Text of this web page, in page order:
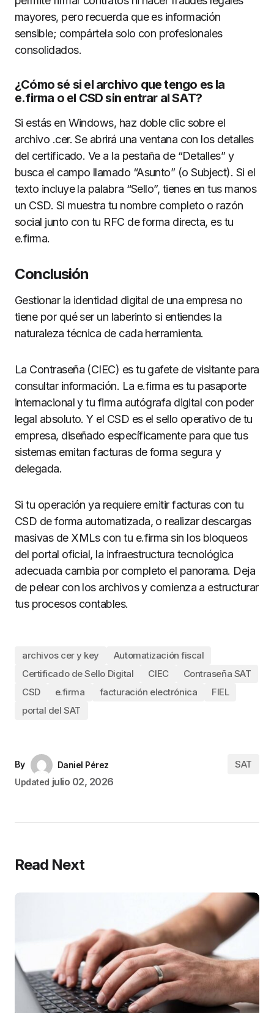
mayores, pero recuerda que es información
sensible; compártela solo con profesionales
consolidados.
¿Cómo sé si el archivo que tengo es la
e.firma o el CSD sin entrar al SAT?
Si estás en Windows, haz doble clic sobre el
archivo .cer. Se abrirá una ventana con los detalles
del certificado. Ve a la pestaña de “Detalles” y
busca el campo llamado “Asunto” (o Subject). Si el
texto incluye la palabra “Sello”, tienes en tus manos
un CSD. Si muestra tu nombre completo o razón
social junto con tu RFC de forma directa, es tu
e.firma.
Conclusión
Gestionar la identidad digital de una empresa no
tiene por qué ser un laberinto si entiendes la
naturaleza técnica de cada herramienta.
La Contraseña (CIEC) es tu gafete de visitante para
consultar información. La e.firma es tu pasaporte
internacional y tu firma autógrafa digital con poder
legal absoluto. Y el CSD es el sello operativo de tu
empresa, diseñado específicamente para que tus
sistemas emitan facturas de forma segura y
delegada.
Si tu operación ya requiere emitir facturas con tu
CSD de forma automatizada, o realizar descargas
masivas de XMLs con tu e.firma sin los bloqueos
del portal oficial, la infraestructura tecnológica
adecuada cambia por completo el panorama. Deja
de pelear con los archivos y comienza a estructurar
tus procesos contables.
archivos cer y key
Automatización fiscal
Certificado de Sello Digital
CIEC
Contraseña SAT
CSD
e.firma facturación electrónica
FIEL
portal del SAT
By
Daniel Pérez
Updated julio 02, 2026
SAT
Read Next